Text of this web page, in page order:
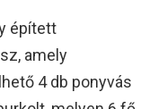
épített
amely
4 db ponyvás